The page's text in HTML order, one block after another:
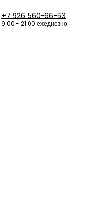
+7 926 560-66-63
9:00 - 21.00 ежедневно